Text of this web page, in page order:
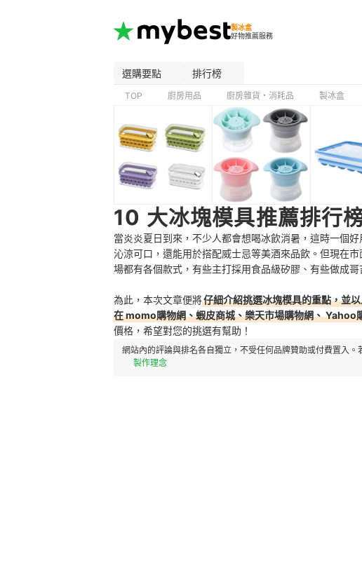
製冰盒
好物推薦服務
選購要點 排行榜
TOP 廚房用品 廚房雜貨・消耗品 製冰盒
10 大冰塊模具推薦排行
當炎炎夏日到來，不少人都會想喝冰飲消暑，這時一個
沁涼可口，還能用於搭配威士忌等美酒來品飲。但現在
場都有各個款式，有些主打採用食品級矽膠、有些做成
為此，本次文章便將仔細介紹挑選冰塊模具的重點，並
在 momo購物網、蝦皮商城、樂天市場購物網、 Yahoo
價格，希望對您的挑選有幫助！
網站內的評論與排名各自獨立，不受任何品牌贊助或付費置入
製作理念